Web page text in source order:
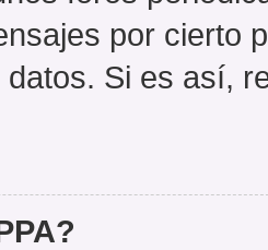
por cierto
Si es así,